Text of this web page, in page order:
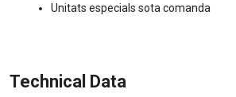
Unitats especials sota comanda
Technical Data